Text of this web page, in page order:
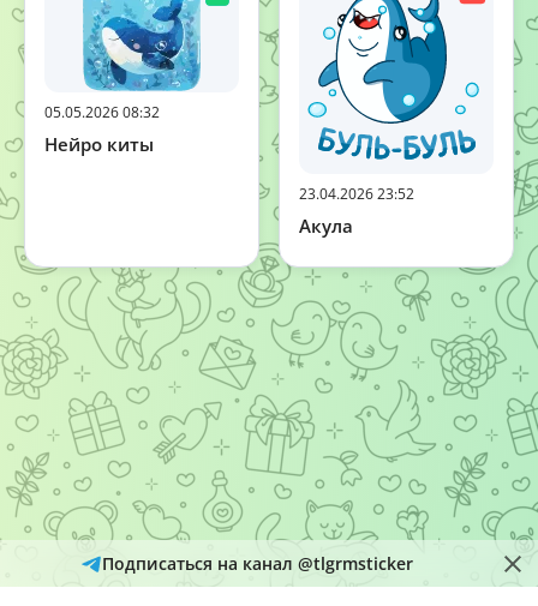
05.05.2026 08:32
Нейро киты
23.04.2026 23:52
Акула
Подписаться на канал @tlgrmsticker